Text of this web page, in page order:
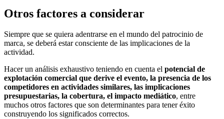
Otros factores a considerar
Siempre que se quiera adentrarse en el mundo del patrocinio de
marca, se deberá estar consciente de las implicaciones de la
actividad.
Hacer un análisis exhaustivo teniendo en cuenta el potencial de
explotación comercial que derive el evento, la presencia de los
competidores en actividades similares, las implicaciones
presupuestarias, la cobertura, el impacto mediático, entre
muchos otros factores que son determinantes para tener éxito
construyendo los significados correctos.